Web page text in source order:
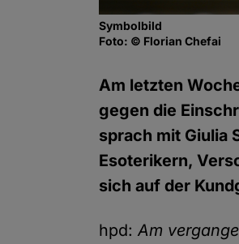
Symbolbild
Foto: © Florian Chefai
Am letzten
gegen die
sprach mit Giulia
Esoterikern,
sich auf der
hpd:Am